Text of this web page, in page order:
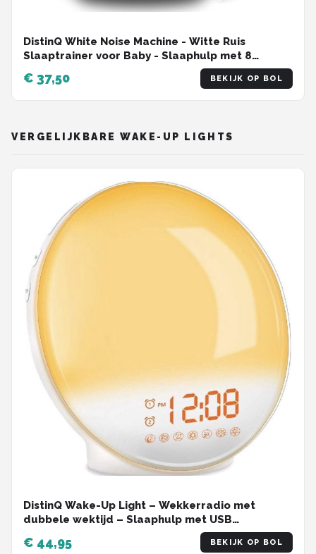
DistinQ White Noise Machine - Witte Ruis
Slaaptrainer voor Baby - Slaaphulp met 8
verschillende kleuren LED verlichting en 29
rustgevende geluiden
€ 37,50 BEKIJK OP BOL
VERGELIJKBARE WAKE-UP LIGHTS
DistinQ Wake-Up Light – Wekkerradio met
dubbele wektijd – Slaaphulp met USB
€ 44,95 BEKIJK OP BOL